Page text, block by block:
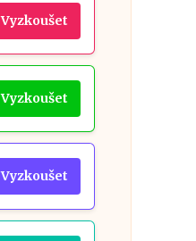
Vyzkoušet
Vyzkoušet
Vyzkoušet